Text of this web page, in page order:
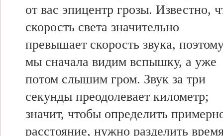
от вас эпицентр грозы. Известно,
скорость света значительно
превышает скорость звука,
мы сначала видим вспышку, а уже
потом слышим гром. Звук за три
секунды преодолевает километр;
значит, чтобы определить
расстояние, нужно разделить